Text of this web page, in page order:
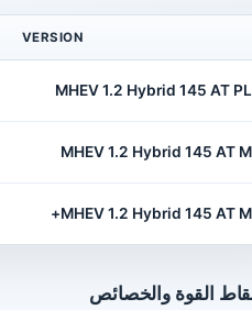
VERSION
MHEV 1.2 Hybrid 145 AT
MHEV 1.2 Hybrid 145 AT
MHEV 1.2 Hybrid 145 AT
القوة والخصائص